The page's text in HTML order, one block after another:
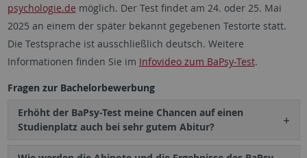
psychologie.de möglich. Der Test findet am 24. oder 25. Mai
2025 an einem der später bekannt gegebenen Testorte statt.
Die Testsprache ist ausschließlich deutsch. Weitere
Informationen finden Sie im Infovideo zum BaPsy-Test.
Fragen zur Bachelorbewerbung
Erhöht der BaPsy-Test meine Chancen auf einen
Studienplatz auch bei sehr gutem Abitur?